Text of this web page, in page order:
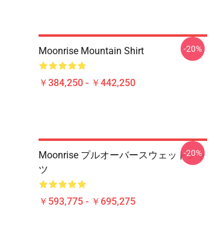
Moonrise Mountain Shirt
￥384,250 - ￥442,250
-20%
Moonrise プルオーバースウェットシャ
ツ
￥593,775 - ￥695,275
-20%